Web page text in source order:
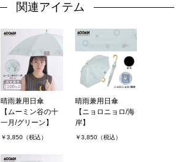
関連アイテム
晴雨兼用日傘
【ムーミン谷の十
一月/グリーン】
￥3,850（税込）
晴雨兼用日傘
【ニョロニョロ/海
岸】
￥3,850（税込）